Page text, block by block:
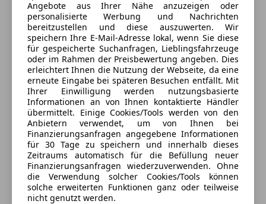
Verkehrszeichenerkennung
Wegfahrsperre
Zentralverriegelung
Extras
Ambientebeleuchtung
Dachreling
Elektronische Parkbremse
Gepäckraumabtrennung
Innenspiegel automatisch abblendend
Pannenkit
Stahlfelgen
* Ablagefächer in den Türen vorne und hinten
* Sonnenblenden mit Make-up-Spiegeln
* Startknopf
LICHT & SICHT
* LED Nebelscheinwerfer
* Scheinwerferhöhenverstellung manuell
* Seitenscheiben hinten und Heckscheibe
abgedunkelt
* Voll LED Heckleuchten
RÄDER
* Reifendruckwarnsystem
* Reifenreparaturkit mit Kompressor und
Breitenleer Straße 33
1220 Wien, AT
Kontakt
Alle Fahrzeuge des Anbieters
Anbieter kontaktieren
Deine Nachricht
Angebote aus Ihrer Nähe anzuzeigen oder
personalisierte Werbung und Nachrichten
bereitzustellen und diese auszuwerten. Wir
speichern Ihre E-Mail-Adresse lokal, wenn Sie diese
für gespeicherte Suchanfragen, Lieblingsfahrzeuge
oder im Rahmen der Preisbewertung angeben. Dies
erleichtert Ihnen die Nutzung der Webseite, da eine
erneute Eingabe bei späteren Besuchen entfällt. Mit
Ihrer Einwilligung werden nutzungsbasierte
Informationen an von Ihnen kontaktierte Händler
übermittelt. Einige Cookies/Tools werden von den
Anbietern verwendet, um von Ihnen bei
Finanzierungsanfragen angegebene Informationen
für 30 Tage zu speichern und innerhalb dieses
Zeitraums automatisch für die Befüllung neuer
Finanzierungsanfragen wiederzuverwenden. Ohne
die Verwendung solcher Cookies/Tools können
solche erweiterten Funktionen ganz oder teilweise
nicht genutzt werden.